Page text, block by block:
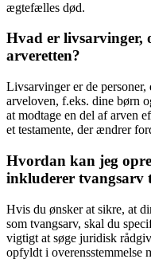
ægtefælles død.
Hvad er livsarvinger,
arveretten?
Livsarvinger er de
arveloven, f.eks. dine børn
at modtage en del af arven
et testamente, der ændrer
Hvordan kan jeg
inkluderer tvangsarv
Hvis du ønsker at sikre, at
som tvangsarv, skal du
vigtigt at søge juridisk
opfyldt i overensstemmelse